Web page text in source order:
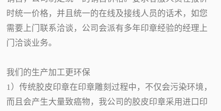
时统一价格，并且统一的在线及接线人员的话术，如您
需要上门联系洽谈，公司会派有多年印章经验的经理上
门洽谈业务。
我们的生产加工更环保
1）传统胶皮印章在印章雕刻过程中，不仅会污染环境，
而且会产生大量致癌物，我公司的胶皮印章采用进口印